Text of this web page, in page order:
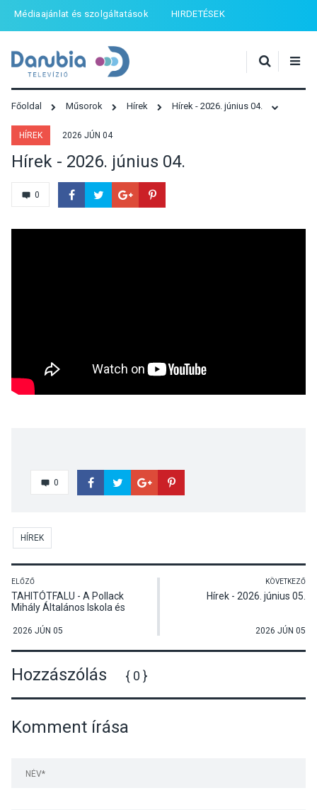
Médiaajánlat és szolgáltatások HIRDETÉSEK
Főoldal Műsorok Hírek Hírek - 2026. június 04.
HÍREK 2026 JÚN 04
Hírek - 2026. június 04.
0
0
HÍREK
ELŐZŐ
TAHITÓTFALU - A Pollack
Mihály Általános Iskola és
ünnepsége
2026 JÚN 05
KÖVETKEZŐ
Hírek - 2026. június 05.
2026 JÚN 05
Hozzászólás { 0 }
Komment írása